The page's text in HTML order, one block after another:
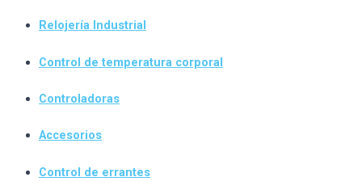
Relojería Industrial
Control de temperatura corporal
Controladoras
Accesorios
Control de errantes